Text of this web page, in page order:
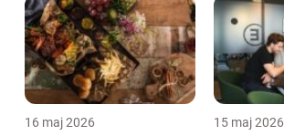
16 maj 2026 15 maj 2026